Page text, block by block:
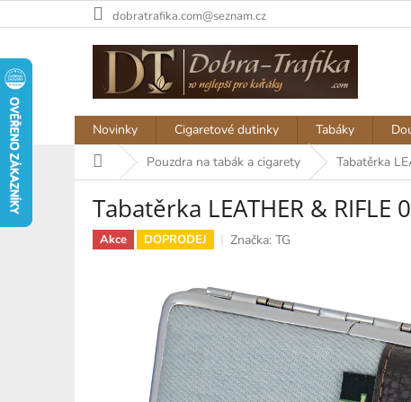
na
dobratrafika.com@seznam.cz
Novinky Cigaretové dutinky Tabáky
Domů Pouzdra na tabák a cigarety Tabatěrka
Tabatěrka LEATHER & RIFLE
Akce DOPRODEJ Značka: TG